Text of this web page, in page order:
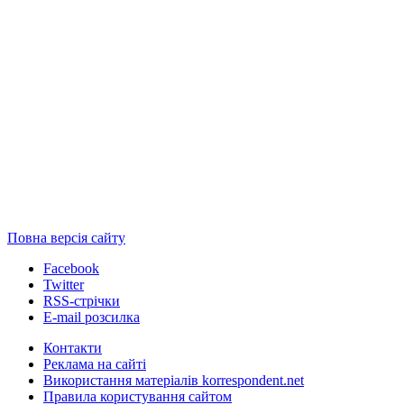
Повна версія сайту
Facebook
Twitter
RSS-стрічки
E-mail розсилка
Контакти
Реклама на сайті
Використання матеріалів korrespondent.net
Правила користування сайтом